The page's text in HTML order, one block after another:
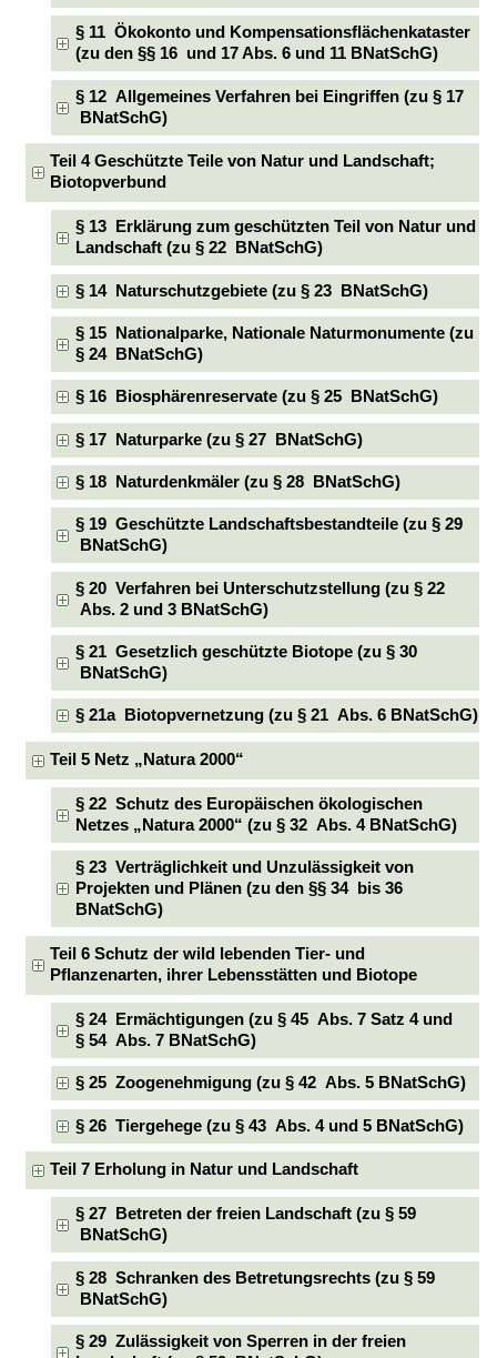
§ 11 Ökokonto und Kompensationsflächenkataster
(zu den §§ 16 und 17 Abs. 6 und 11 BNatSchG)
§ 12 Allgemeines Verfahren bei Eingriffen (zu § 17
BNatSchG)
Teil 4 Geschützte Teile von Natur und Landschaft;
Biotopverbund
§ 13 Erklärung zum geschützten Teil von Natur und
Landschaft (zu § 22 BNatSchG)
§ 14 Naturschutzgebiete (zu § 23 BNatSchG)
§ 15 Nationalparke, Nationale Naturmonumente (zu
§ 24 BNatSchG)
§ 16 Biosphärenreservate (zu § 25 BNatSchG)
§ 17 Naturparke (zu § 27 BNatSchG)
§ 18 Naturdenkmäler (zu § 28 BNatSchG)
§ 19 Geschützte Landschaftsbestandteile (zu § 29
BNatSchG)
§ 20 Verfahren bei Unterschutzstellung (zu § 22
Abs. 2 und 3 BNatSchG)
§ 21 Gesetzlich geschützte Biotope (zu § 30
BNatSchG)
§ 21a Biotopvernetzung (zu § 21 Abs. 6 BNatSchG)
Teil 5 Netz „Natura 2000“
§ 22 Schutz des Europäischen ökologischen
Netzes „Natura 2000“ (zu § 32 Abs. 4 BNatSchG)
§ 23 Verträglichkeit und Unzulässigkeit von
Projekten und Plänen (zu den §§ 34 bis 36
BNatSchG)
Teil 6 Schutz der wild lebenden Tier- und
Pflanzenarten, ihrer Lebensstätten und Biotope
§ 24 Ermächtigungen (zu § 45 Abs. 7 Satz 4 und
§ 54 Abs. 7 BNatSchG)
§ 25 Zoogenehmigung (zu § 42 Abs. 5 BNatSchG)
§ 26 Tiergehege (zu § 43 Abs. 4 und 5 BNatSchG)
Teil 7 Erholung in Natur und Landschaft
§ 27 Betreten der freien Landschaft (zu § 59
BNatSchG)
§ 28 Schranken des Betretungsrechts (zu § 59
BNatSchG)
§ 29 Zulässigkeit von Sperren in der freien